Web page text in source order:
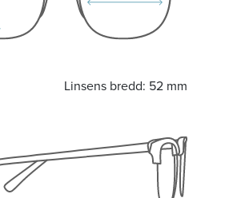
Linsens bredd: 52 mm